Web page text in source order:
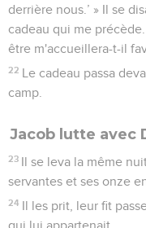
derrière nous.’ » Il se
cadeau qui me
être m'accueillera-t-il
22 Le cadeau passa
camp.
Jacob lutte avec
23 Il se leva la même
servantes et ses onze
24 Il les prit, leur fit
qui lui appartenait.